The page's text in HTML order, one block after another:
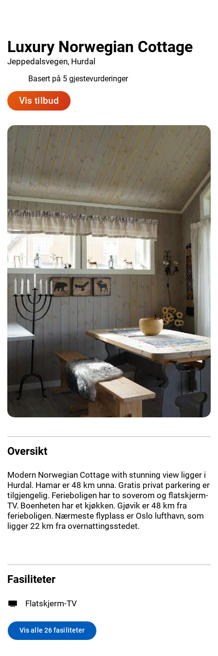
Luxury Norwegian Cottage
Jeppedalsvegen, Hurdal
Basert på 5 gjestevurderinger
Vis tilbud
Oversikt
Modern Norwegian Cottage with stunning view ligger i
Hurdal. Hamar er 48 km unna. Gratis privat parkering er
tilgjengelig. Ferieboligen har to soverom og flatskjerm-
TV. Boenheten har et kjøkken. Gjøvik er 48 km fra
ferieboligen. Nærmeste flyplass er Oslo lufthavn, som
ligger 22 km fra overnattingsstedet.
Fasiliteter
Flatskjerm-TV
Vis alle 26 fasiliteter